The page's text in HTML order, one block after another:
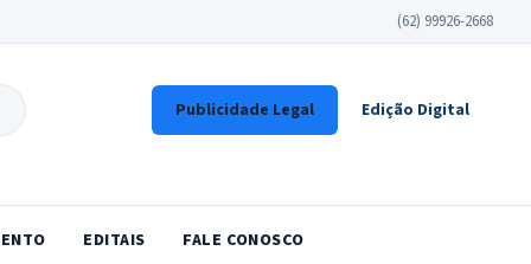
(62) 99926-2668
Publicidade Legal Edição Digital
EDITAIS FALE CONOSCO